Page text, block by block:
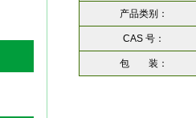
产品类别：
CAS 号：
包 装：